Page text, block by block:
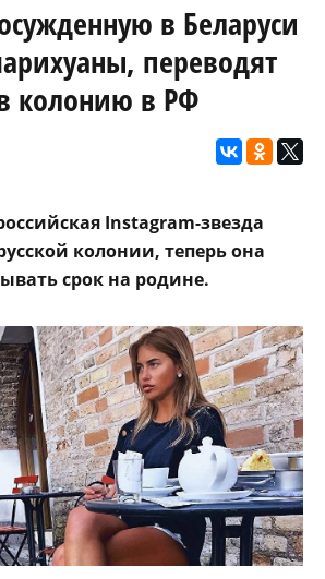
в Беларуси
переводят
колонию в РФ
Instagram-звезда
колонии, теперь она
срок на родине.